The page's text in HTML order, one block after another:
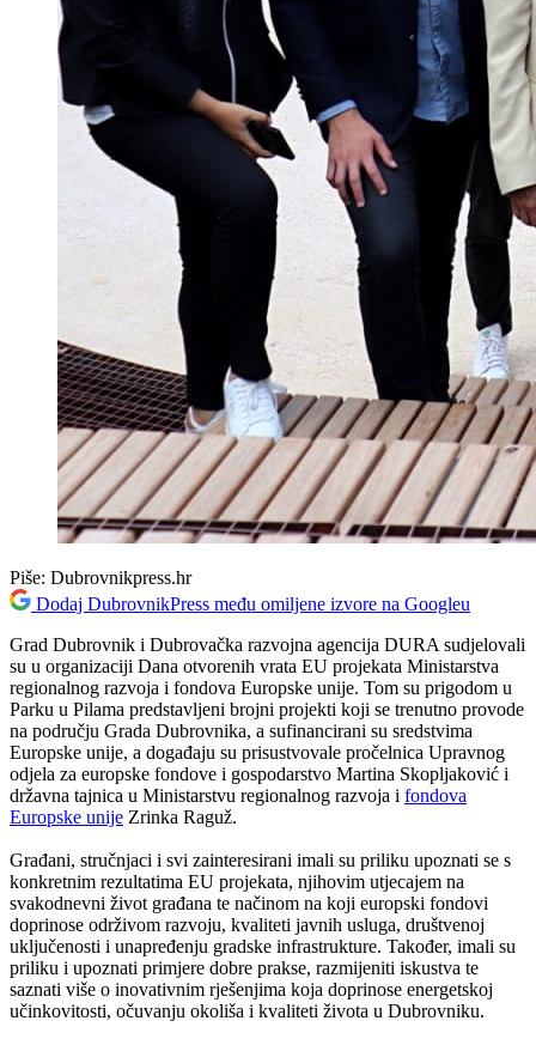
Piše: Dubrovnikpress.hr
Dodaj DubrovnikPress među omiljene izvore na Googleu
Grad Dubrovnik i Dubrovačka razvojna agencija DURA sudjelovali
su u organizaciji Dana otvorenih vrata EU projekata Ministarstva
regionalnog razvoja i fondova Europske unije. Tom su prigodom u
Parku u Pilama predstavljeni brojni projekti koji se trenutno provode
na području Grada Dubrovnika, a sufinancirani su sredstvima
Europske unije, a događaju su prisustvovale pročelnica Upravnog
odjela za europske fondove i gospodarstvo Martina Skopljaković i
državna tajnica u Ministarstvu regionalnog razvoja i fondova
Europske unije Zrinka Raguž.
Građani, stručnjaci i svi zainteresirani imali su priliku upoznati se s
konkretnim rezultatima EU projekata, njihovim utjecajem na
svakodnevni život građana te načinom na koji europski fondovi
doprinose održivom razvoju, kvaliteti javnih usluga, društvenoj
uključenosti i unapređenju gradske infrastrukture. Također, imali su
priliku i upoznati primjere dobre prakse, razmijeniti iskustva te
saznati više o inovativnim rješenjima koja doprinose energetskoj
učinkovitosti, očuvanju okoliša i kvaliteti života u Dubrovniku.